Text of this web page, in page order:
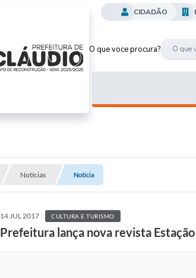
O que voce procura?
CIDADÃO
Notícias Notícia
14 JUL 2017 CULTURA E TURISMO
Prefeitura lança nova revista